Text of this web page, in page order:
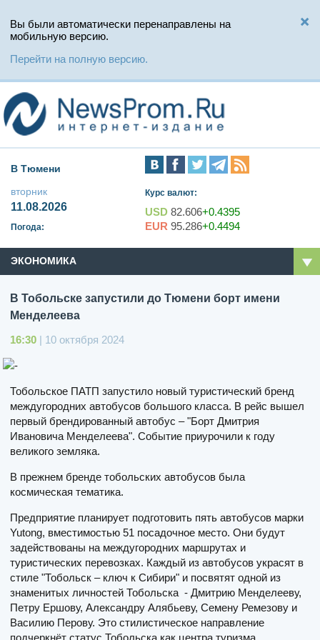
Вы были автоматически перенаправлены на
мобильную версию.
Перейти на полную версию.
В Тюмени
вторник
11.08.2026
Погода:
Курс валют:
USD 82.606+0.4395
EUR 95.286+0.4494
ЭКОНОМИКА
В Тобольске запустили до Тюмени борт имени
Менделеева
16:30 | 10 октября 2024
Тобольское ПАТП запустило новый туристический бренд
междугородних автобусов большого класса. В рейс вышел
первый брендированный автобус – "Борт Дмитрия
Ивановича Менделеева". Событие приурочили к году
великого земляка.
В прежнем бренде тобольских автобусов была
космическая тематика.
Предприятие планирует подготовить пять автобусов марки
Yutong, вместимостью 51 посадочное место. Они будут
задействованы на междугородних маршрутах и
туристических перевозках. Каждый из автобусов украсят в
стиле "Тобольск – ключ к Сибири" и посвятят одной из
знаменитых личностей Тобольска - Дмитрию Менделееву,
Петру Ершову, Александру Алябьеву, Семену Ремезову и
Василию Перову. Это стилистическое направление
подчеркнёт статус Тобольска как центра туризма.